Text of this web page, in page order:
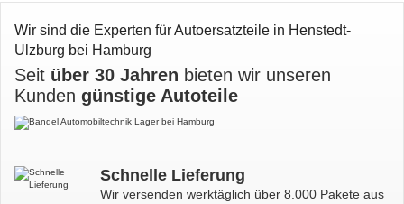
Wir sind die Experten für Autoersatzteile in Henstedt-
Ulzburg bei Hamburg
Seit über 30 Jahren bieten wir unseren
Kunden günstige Autoteile
Schnelle Lieferung
Wir versenden werktäglich über 8.000 Pakete aus